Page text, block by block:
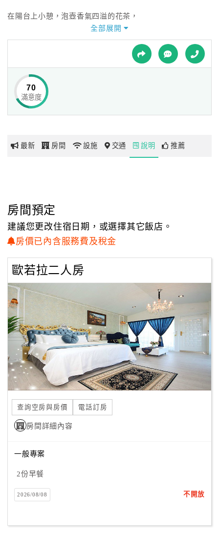
球
網
玩
地
圖
顧
務
顧
客
滿
度
訂
單
管
理
員
戶
客
在陽台上小憩，泡壺香氣四溢的花茶，
享受著片刻的寧靜，時間彷彿靜止在這一刻，
噓，別吵醒沉睡中的公主，靜靜體會這段時光，
全部展開
70
滿意度
最新 房間 設施 交通 說明 推薦
房間預定
建議您更改住宿日期，或選擇其它飯店。
房價已內含服務費及稅金
歐若拉二人房
查詢空房與房價 電話訂房
房間詳細內容
一般專案
2份早餐
2026/08/08 不開放